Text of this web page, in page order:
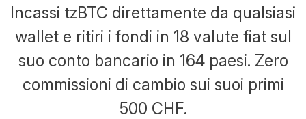
Incassi tzBTC direttamente da qualsiasi
wallet e ritiri i fondi in 18 valute fiat sul
suo conto bancario in 164 paesi. Zero
commissioni di cambio sui suoi primi
500 CHF.